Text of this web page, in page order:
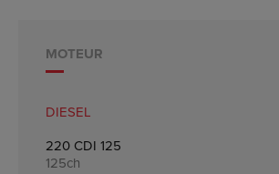
MOTEUR
DIESEL
220 CDI 125
125ch